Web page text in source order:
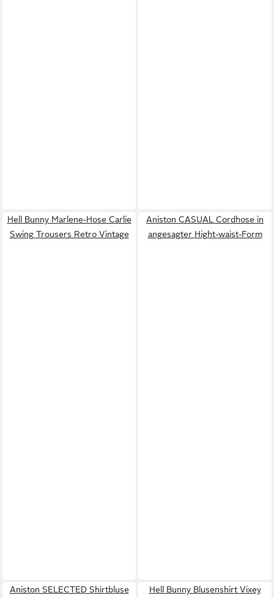
Hell Bunny Marlene-Hose Carlie
Swing Trousers Retro Vintage
Aniston CASUAL Cordhose in
angesagter Hight-waist-Form
Aniston SELECTED Shirtbluse
Hell Bunny Blusenshirt Vixey